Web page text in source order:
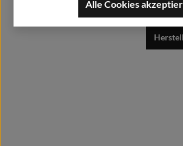
Alle Cookies